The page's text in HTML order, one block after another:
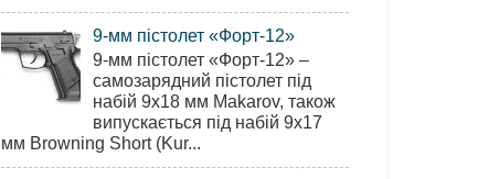
9-мм пістолет «Форт-12»
9-мм пістолет «Форт-12» –
самозарядний пістолет під
набій 9х18 мм Makarov, також
випускається під набій 9х17
мм Browning Short (Kur...